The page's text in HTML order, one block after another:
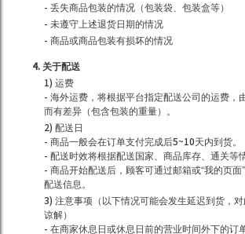
- 丢失商品包装的情况（包装袋、包装盒等）
- 未遵守上述退货日期的情况
- 商品或商品包装有损坏的情况
4. 关于配送
1) 运费
- 海外运费，将根据平台指定配送公司的运费，
而有差异（包含包装的重量）。
2) 配送日
- 商品一般会在订单支付完成后5~10天内到货。
- 配送时效将根据配送国家、商品库存、通关等
- 商品开始配送后，顾客可通过邮箱或“我的页面
配送信息。
3) 注意事项（以下情况可能会发生延迟到货，
谅解）
- 在商家休息日或休息日前的营业时间外下的订